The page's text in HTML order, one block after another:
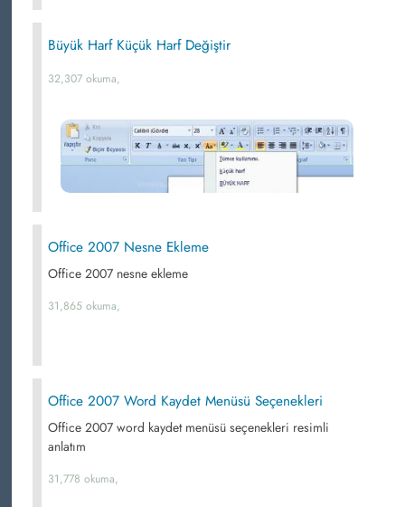
Büyük Harf Küçük Harf Değiştir
32,307 okuma,
Office 2007 Nesne Ekleme
Office 2007 nesne ekleme
31,865 okuma,
Office 2007 Word Kaydet Menüsü Seçenekleri
Office 2007 word kaydet menüsü seçenekleri resimli
anlatım
31,778 okuma,